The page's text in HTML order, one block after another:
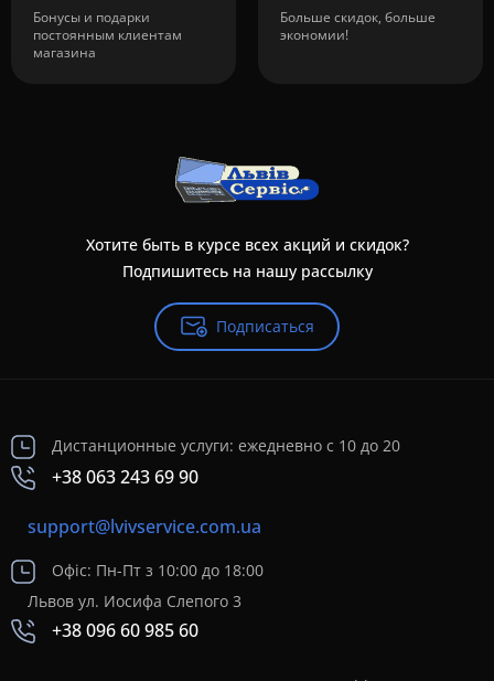
Бонусы и подарки
постоянным клиентам
магазина
Больше скидок, больше
экономии!
Хотите быть в курсе всех акций и скидок?
Подпишитесь на нашу рассылку
Подписаться
Дистанционные услуги: ежедневно с 10 до 20
+38 063 243 69 90
support@lvivservice.com.ua
Офіс: Пн-Пт з 10:00 до 18:00
Львов ул. Иосифа Слепого 3
+38 096 60 985 60